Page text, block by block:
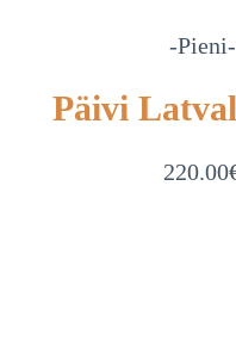
-Pieni-
Päivi
220.00